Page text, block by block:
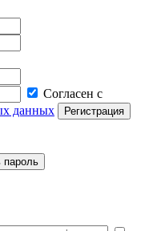
Согласен с
данных